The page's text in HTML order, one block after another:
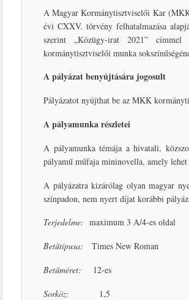
A Magyar Kormánytisztviselői Kar
évi CXXV. törvény felhatalmazása
szerint „Közügy-irat 2021”
kormánytisztviselői munka
A pályázat benyújtására jogosult
Pályázatot nyújthat be az MKK
A pályamunka részletei
A pályamunka témája a hivatali,
pályamű műfaja mininovella, amely
A pályázatra kizárólag olyan magyar
színpadon, nem nyert díjat korábbi
Terjedelme: maximum 3 A/4-es oldal
Betűtípusa: Times New Roman
Betűméret: 12-es
Sorköz: 1,5